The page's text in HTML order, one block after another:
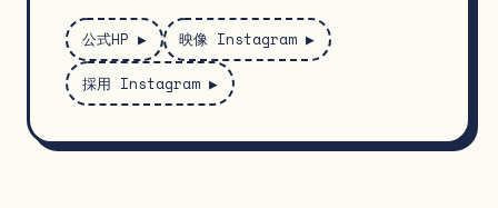
公式HP ▶ 映像 Instagram ▶
採用 Instagram ▶